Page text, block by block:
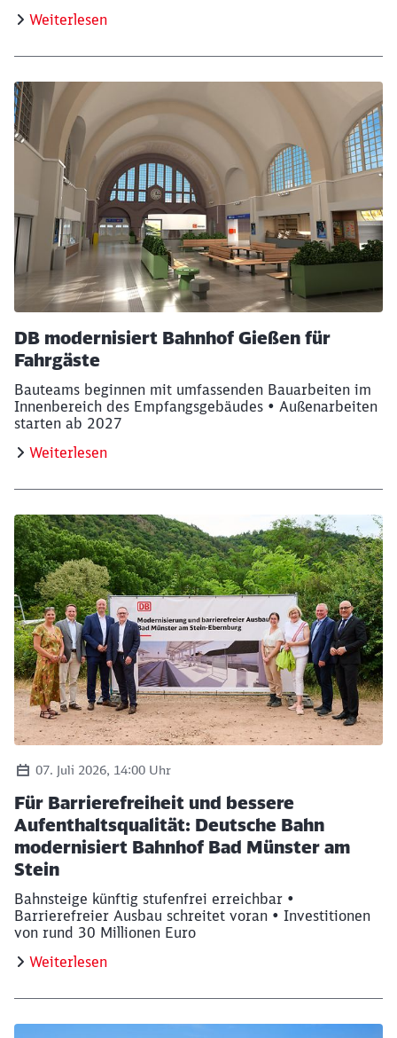
Weiterlesen
DB modernisiert Bahnhof Gießen für
Fahrgäste
Bauteams beginnen mit umfassenden Bauarbeiten im
Innenbereich des Empfangsgebäudes • Außenarbeiten
starten ab 2027
Weiterlesen
Für Barrierefreiheit und bessere
Aufenthaltsqualität: Deutsche Bahn
modernisiert Bahnhof Bad Münster am
Stein
07. Juli 2026, 14:00 Uhr
Bahnsteige künftig stufenfrei erreichbar •
Barrierefreier Ausbau schreitet voran • Investitionen
von rund 30 Millionen Euro
Weiterlesen